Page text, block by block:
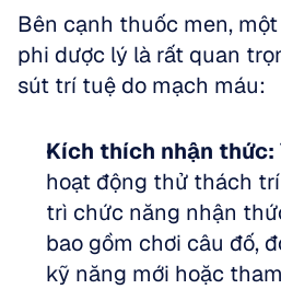
Bên cạnh thuốc men,
phi dược lý là rất quan
sút trí tuệ do mạch máu:
Kích thích nhận thức:
hoạt động thử thách
trì chức năng nhận
bao gồm chơi câu đố,
kỹ năng mới hoặc